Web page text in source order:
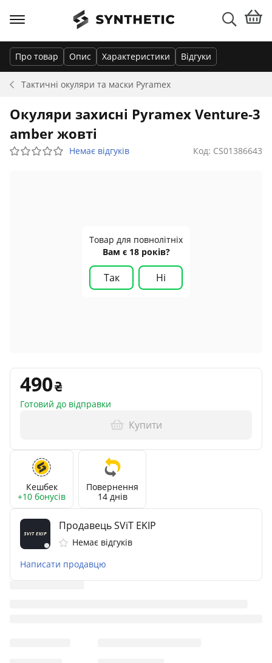
Тактичні окуляри та маски Pyramex
Про товар Опис Характеристики Відгуки
Окуляри захисні Pyramex Venture-3
amber жовті
Немає відгуків Код: CS01386643
Товар для повнолітніх
Вам є 18 років?
Так Ні
490
Готовий до відправки
Купити
Кешбек
+10 бонусів
Повернення
14 днів
Продавець SViT EKIP
Немає відгуків
Написати продавцю